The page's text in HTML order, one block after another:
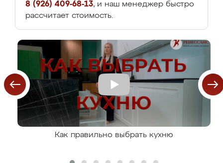
8 (926) 409-68-13, и наш менеджер быстро
рассчитает стоимость.
Как правильно выбрать кухню